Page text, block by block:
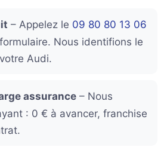
– Appelez le 09 80 80 13 06
Nous identifions le
Audi.
assurance – Nous
: 0 € à avancer, franchise